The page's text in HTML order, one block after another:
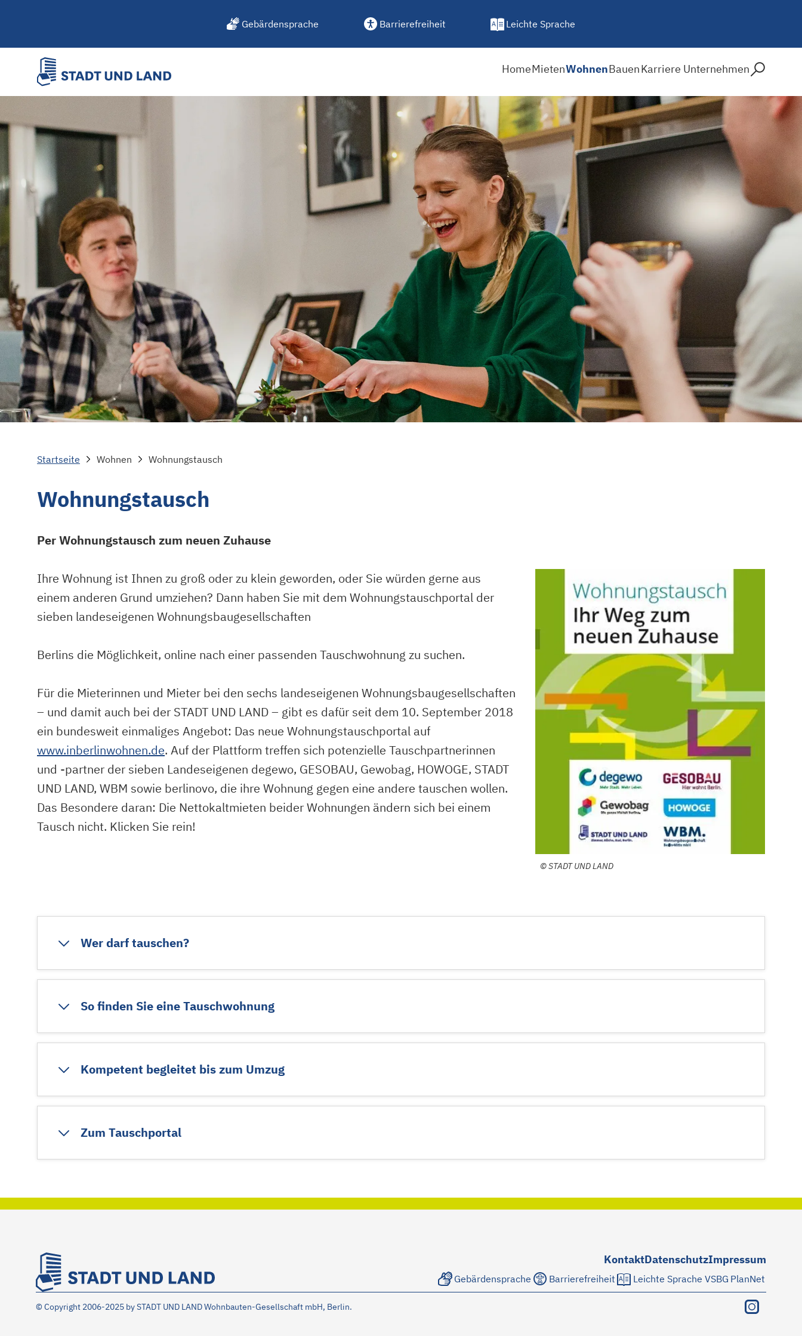
Gebärdensprache Barrierefreiheit Leichte Sprache
HomeMietenWohnenBauenKarriere Unternehmen
Wohnungstausch
Startseite Wohnen Wohnungstausch
Wohnungstausch
Per Wohnungstausch zum neuen Zuhause
©STADT UND LAND
Ihre Wohnung ist Ihnen zu groß oder zu klein geworden, oder Sie würden gerne aus
einem anderen Grund umziehen? Dann haben Sie mit dem Wohnungstauschportal der
sieben landeseigenen Wohnungsbaugesellschaften
Berlins die Möglichkeit, online nach einer passenden Tauschwohnung zu suchen.
Für die Mieterinnen und Mieter bei den sechs landeseigenen Wohnungsbaugesellschaften
– und damit auch bei der STADT UND LAND – gibt es dafür seit dem 10. September 2018
ein bundesweit einmaliges Angebot: Das neue Wohnungstauschportal auf
www.inberlinwohnen.de. Auf der Plattform treffen sich potenzielle Tauschpartnerinnen
und -partner der sieben Landeseigenen degewo, GESOBAU, Gewobag, HOWOGE, STADT
UND LAND, WBM sowie berlinovo, die ihre Wohnung gegen eine andere tauschen wollen.
Das Besondere daran: Die Nettokaltmieten beider Wohnungen ändern sich bei einem
Tausch nicht. Klicken Sie rein!
Wer darf tauschen?
So finden Sie eine Tauschwohnung
Kompetent begleitet bis zum Umzug
Zum Tauschportal
KontaktDatenschutzImpressum
Gebärdensprache Barrierefreiheit Leichte Sprache VSBG PlanNet
© Copyright 2006-2025 by STADT UND LAND Wohnbauten-Gesellschaft mbH, Berlin.